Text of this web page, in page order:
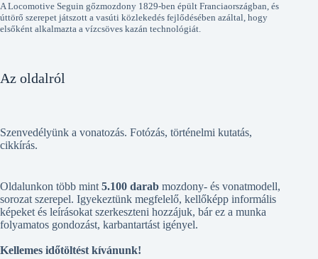
A Locomotive Seguin gőzmozdony 1829-ben épült Franciaországban, és
úttörő szerepet játszott a vasúti közlekedés fejlődésében azáltal, hogy
elsőként alkalmazta a vízcsöves kazán technológiát.
Az oldalról
Szenvedélyünk a vonatozás. Fotózás, történelmi kutatás,
cikkírás.
Oldalunkon több mint 5.100 darab mozdony- és vonatmodell,
sorozat szerepel. Igyekeztünk megfelelő, kellőképp informális
képeket és leírásokat szerkeszteni hozzájuk, bár ez a munka
folyamatos gondozást, karbantartást igényel.
Kellemes időtöltést kívánunk!